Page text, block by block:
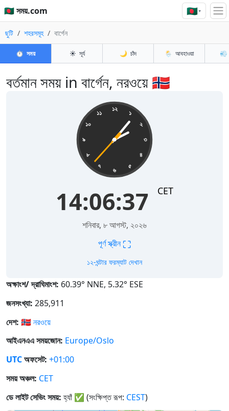
🇧🇩 সময়.com 🇧🇩▾
ছুটি শহরসমূহ বার্গেন
⏱️ সময় ☀️ সূর্য 🌙 চাঁদ 🌦️ আবহাওয়া 💨
বর্তমান সময় in বার্গেন, নরওয়ে 🇳🇴
১২
১
২
৩
৪
৫
৬
৭
৮
৯
১০
১১
14:06:37 CET
শনিবার, ৮ আগস্ট, ২০২৬
পূর্ণ স্ক্রীন⛶
১২-ঘন্টার ফরম্যাট দেখান
অক্ষাংশ/ দ্রাঘিমাংশ: 60.39° NNE, 5.32° ESE
জনসংখ্যা: 285,911
দেশ: 🇳🇴নরওয়ে
আইএনএএ সময়জোন: Europe/Oslo
UTCঅফসেট: +01:00
সময় অঞ্চল: CET
ডে লাইট সেভিং সময়:হ্যাঁ ✅ (সংক্ষিপ্ত রূপ: CEST)